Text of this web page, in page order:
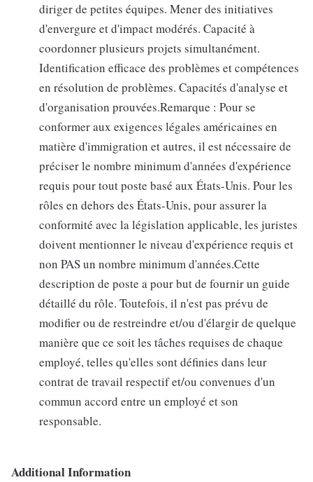
diriger de petites équipes. Mener des initiatives
d'envergure et d'impact modérés. Capacité à
coordonner plusieurs projets simultanément.
Identification efficace des problèmes et compétences
en résolution de problèmes. Capacités d'analyse et
d'organisation prouvées.Remarque : Pour se
conformer aux exigences légales américaines en
matière d'immigration et autres, il est nécessaire de
préciser le nombre minimum d'années d'expérience
requis pour tout poste basé aux États-Unis. Pour les
rôles en dehors des États-Unis, pour assurer la
conformité avec la législation applicable, les juristes
doivent mentionner le niveau d'expérience requis et
non PAS un nombre minimum d'années.Cette
description de poste a pour but de fournir un guide
détaillé du rôle. Toutefois, il n'est pas prévu de
modifier ou de restreindre et/ou d'élargir de quelque
manière que ce soit les tâches requises de chaque
employé, telles qu'elles sont définies dans leur
contrat de travail respectif et/ou convenues d'un
commun accord entre un employé et son
responsable.
Additional Information